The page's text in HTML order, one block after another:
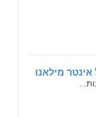
אינטר מילאנו